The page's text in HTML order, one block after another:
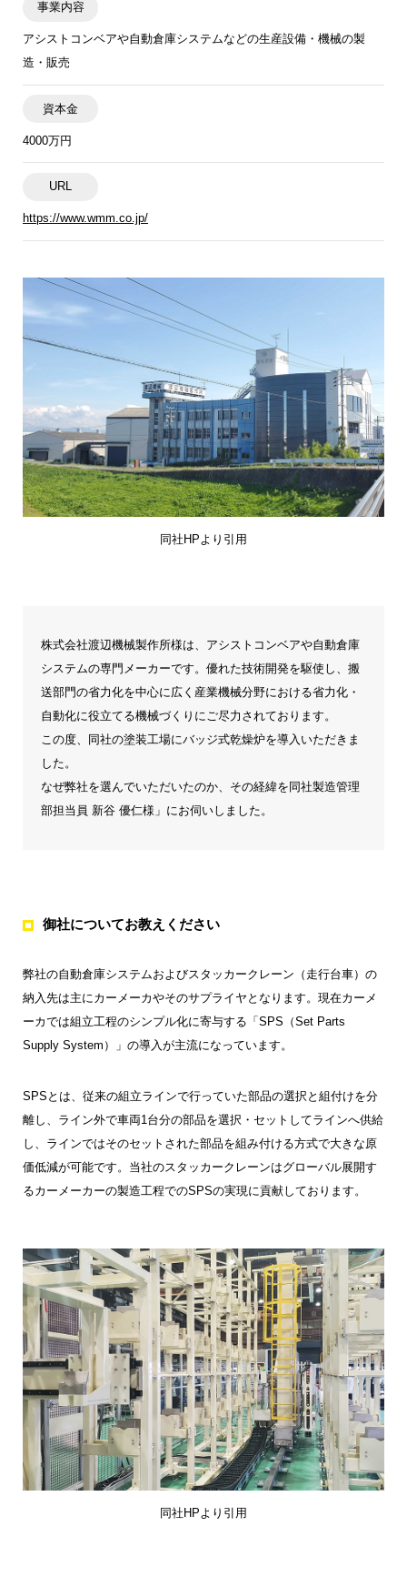
事業内容
アシストコンベアや自動倉庫システムなどの生産設備・機械の製
造・販売
資本金
4000万円
URL
https://www.wmm.co.jp/
同社HPより引用
株式会社渡辺機械製作所様は、アシストコンベアや自動倉庫
システムの専門メーカーです。優れた技術開発を駆使し、搬
送部門の省力化を中心に広く産業機械分野における省力化・
自動化に役立てる機械づくりにご尽力されております。
この度、同社の塗装工場にバッジ式乾燥炉を導入いただきま
した。
なぜ弊社を選んでいただいたのか、その経緯を同社製造管理
部担当員 新谷 優仁様」にお伺いしました。
御社についてお教えください
弊社の自動倉庫システムおよびスタッカークレーン（走行台車）の
納入先は主にカーメーカやそのサプライヤとなります。現在カーメ
ーカでは組立工程のシンプル化に寄与する「SPS（Set Parts
Supply System）」の導入が主流になっています。
SPSとは、従来の組立ラインで行っていた部品の選択と組付けを分
離し、ライン外で車両1台分の部品を選択・セットしてラインへ供給
し、ラインではそのセットされた部品を組み付ける方式で大きな原
価低減が可能です。当社のスタッカークレーンはグローバル展開す
るカーメーカーの製造工程でのSPSの実現に貢献しております。
同社HPより引用